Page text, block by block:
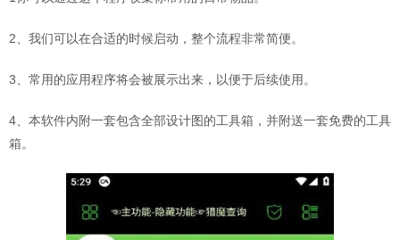
2、我们可以在合适的时候启动，整个流程非常简便。
3、常用的应用程序将会被展示出来，以便于后续使用。
4、本软件内附一套包含全部设计图的工具箱，并附送一套免费的工具
箱。